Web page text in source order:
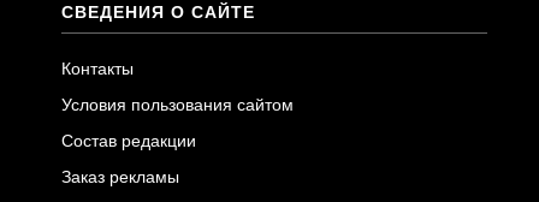
СВЕДЕНИЯ О САЙТЕ
Контакты
Условия пользования сайтом
Состав редакции
Заказ рекламы